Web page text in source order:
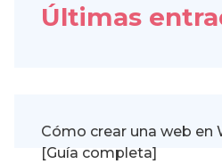
Últimas
Cómo crear una web en
[Guía completa]